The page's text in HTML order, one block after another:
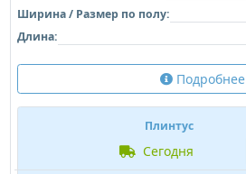
Ширина / Размер по полу:
Длина:
Подробнее
Плинтус
сегодня